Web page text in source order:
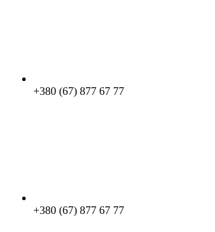
+380 (67) 877 67 77
+380 (67) 877 67 77